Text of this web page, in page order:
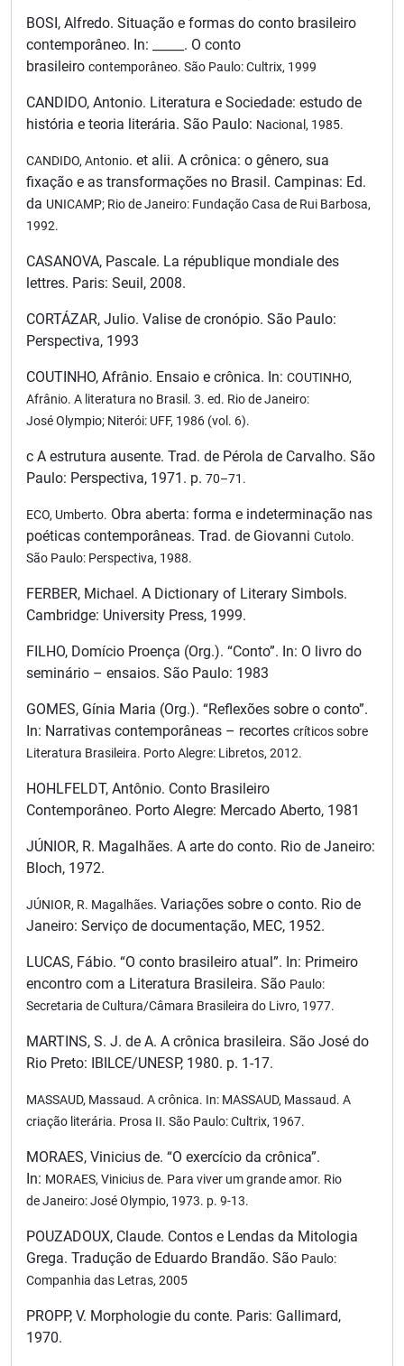
BOSI, Alfredo. Situação e formas do conto brasileiro
contemporâneo. In: _____. O conto
brasileiro contemporâneo. São Paulo: Cultrix, 1999
CANDIDO, Antonio. Literatura e Sociedade: estudo de
história e teoria literária. São Paulo: Nacional, 1985.
CANDIDO, Antonio. et alii. A crônica: o gênero, sua
fixação e as transformações no Brasil. Campinas: Ed.
da UNICAMP; Rio de Janeiro: Fundação Casa de Rui Barbosa,
1992.
CASANOVA, Pascale. La république mondiale des
lettres. Paris: Seuil, 2008.
CORTÁZAR, Julio. Valise de cronópio. São Paulo:
Perspectiva, 1993
COUTINHO, Afrânio. Ensaio e crônica. In: COUTINHO,
Afrânio. A literatura no Brasil. 3. ed. Rio de Janeiro:
JoséOlympio; Niterói: UFF, 1986 (vol. 6).
c A estrutura ausente. Trad. de Pérola de Carvalho. São
Paulo: Perspectiva, 1971. p. 70–71.
ECO, Umberto. Obra aberta: forma e indeterminação nas
poéticas contemporâneas. Trad. de Giovanni Cutolo.
São Paulo: Perspectiva, 1988.
FERBER, Michael. A Dictionary of Literary Simbols.
Cambridge: University Press, 1999.
FILHO, Domício Proença (Org.). “Conto”. In: O livro do
seminário – ensaios. São Paulo: 1983
GOMES, Gínia Maria (Org.). “Reflexões sobre o conto”.
In: Narrativas contemporâneas – recortes críticos sobre
Literatura Brasileira. PortoAlegre: Libretos, 2012.
HOHLFELDT, Antônio. Conto Brasileiro
Contemporâneo. Porto Alegre: Mercado Aberto, 1981
JÚNIOR, R. Magalhães. A arte do conto. Rio de Janeiro:
Bloch, 1972.
JÚNIOR, R. Magalhães. Variações sobre o conto. Rio de
Janeiro: Serviço de documentação, MEC, 1952.
LUCAS, Fábio. “O conto brasileiro atual”. In: Primeiro
encontro com a Literatura Brasileira. São Paulo:
Secretaria de Cultura/Câmara Brasileira do Livro, 1977.
MARTINS, S. J. de A. A crônica brasileira. São José do
Rio Preto: IBILCE/UNESP, 1980. p. 1-17.
MASSAUD, Massaud. A crônica. In: MASSAUD, Massaud. A
criação literária. Prosa II. São Paulo: Cultrix, 1967.
MORAES, Vinicius de. “O exercício da crônica”.
In: MORAES, Vinicius de. Para viver um grande amor. Rio
deJaneiro: José Olympio, 1973. p. 9-13.
POUZADOUX, Claude. Contos e Lendas da Mitologia
Grega. Tradução de Eduardo Brandão. São Paulo:
Companhia das Letras, 2005
PROPP, V. Morphologie du conte. Paris: Gallimard,
1970.